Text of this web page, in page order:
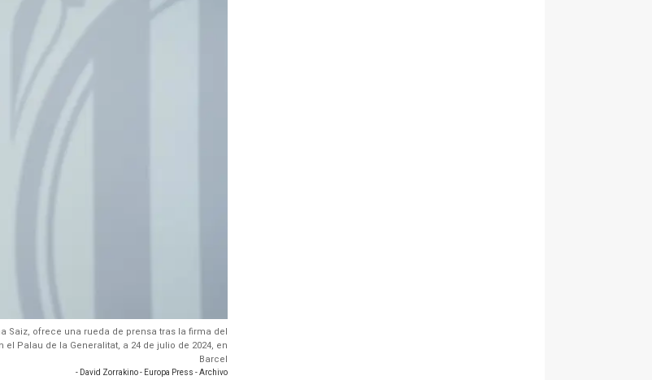
Saiz, ofrece una rueda de prensa tras la firma del
Palau de la Generalitat, a 24 de julio de 2024, en
Barcel
- David Zorrakino - Europa Press - Archivo